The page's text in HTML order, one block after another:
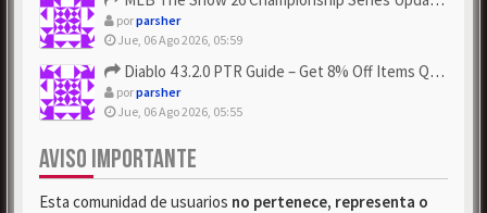
porparsher
Jue, 06 Ago 2026, 05:59
Diablo 4 3.2.0 PTR Guide – Get 8% Off Items Quickly to Test ...
porparsher
Jue, 06 Ago 2026, 05:55
AVISO IMPORTANTE
Esta comunidad de usuarios no pertenece, representa o